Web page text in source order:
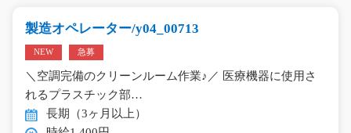
製造オペレーター/y04_00713
NEW 急募
＼空調完備のクリーンルーム作業♪／ 医療機器に使用さ
れるプラスチック部…
長期（3ヶ月以上）